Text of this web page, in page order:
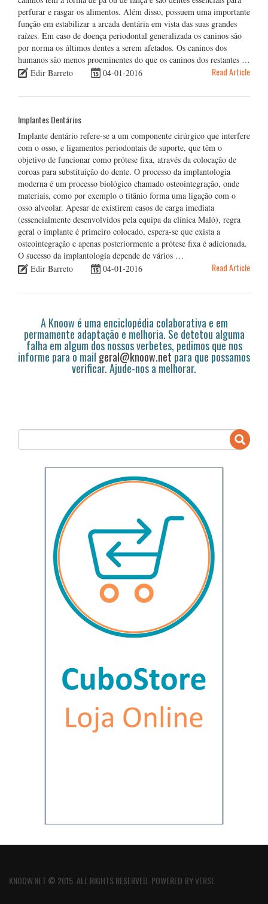
perfurar e rasgar os alimentos. Além disso, possuem uma importante
função em estabilizar a arcada dentária em vista das suas grandes
raízes. Em caso de doença periodontal generalizada os caninos são
por norma os últimos dentes a serem afetados. Os caninos dos
humanos são menos proeminentes do que os caninos dos restantes …
Edir Barreto
04-01-2016 Read Article
Implantes Dentários
Implante dentário refere-se a um componente cirúrgico que interfere
com o osso, e ligamentos periodontais de suporte, que têm o
objetivo de funcionar como prótese fixa, através da colocação de
coroas para substituição do dente. O processo da implantologia
moderna é um processo biológico chamado osteointegração, onde
materiais, como por exemplo o titânio forma uma ligação com o
osso alveolar. Apesar de existirem casos de carga imediata
(essencialmente desenvolvidos pela equipa da clínica Maló), regra
geral o implante é primeiro colocado, espera-se que exista a
osteointegração e apenas posteriormente a prótese fixa é adicionada.
O sucesso da implantologia depende de vários …
Edir Barreto
04-01-2016 Read Article
A Knoow é uma enciclopédia colaborativa e em
permamente adaptação e melhoria. Se detetou alguma
falha em algum dos nossos verbetes, pedimos que nos
informe para o mail geral@knoow.netpara que possamos
verificar. Ajude-nos a melhorar.
KNOOW.NET © 2015. ALL RIGHTS RESERVED. POWERED BYVERSE